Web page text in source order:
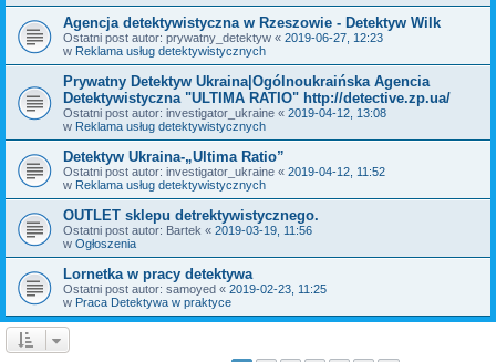
Agencja detektywistyczna w Rzeszowie - Detektyw Wilk
Ostatni post autor: prywatny_detektyw « 2019-06-27, 12:23
w Reklama usług detektywistycznych
Prywatny Detektyw Ukraina|Ogólnoukraińska Agencia
Detektywistyczna "ULTIMA RATIO" http://detective.zp.ua/
Ostatni post autor: investigator_ukraine « 2019-04-12, 13:08
w Reklama usług detektywistycznych
Detektyw Ukraina-„Ultima Ratio”
Ostatni post autor: investigator_ukraine « 2019-04-12, 11:52
w Reklama usług detektywistycznych
OUTLET sklepu detrektywistycznego.
Ostatni post autor: Bartek « 2019-03-19, 11:56
w Ogłoszenia
Lornetka w pracy detektywa
Ostatni post autor: samoyed « 2019-02-23, 11:25
w Praca Detektywa w praktyce